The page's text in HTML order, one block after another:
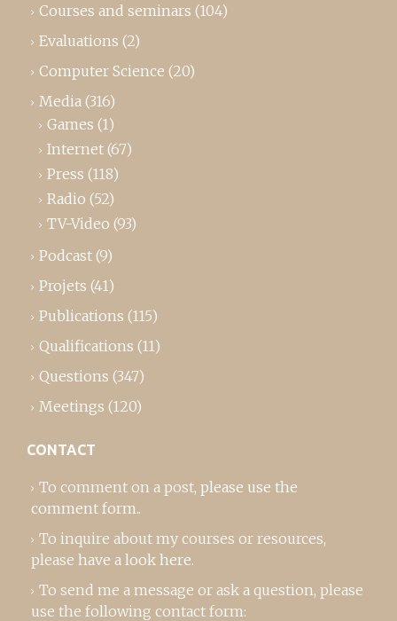
Courses and seminars (104)
Evaluations (2)
Computer Science (20)
Media (316)
Games (1)
Internet (67)
Press (118)
Radio (52)
TV-Video (93)
Podcast (9)
Projets (41)
Publications (115)
Qualifications (11)
Questions (347)
Meetings (120)
CONTACT
To comment on a post, please use the
comment form..
To inquire about my courses or resources,
please have a look here.
To send me a message or ask a question, please
use the following contact form: